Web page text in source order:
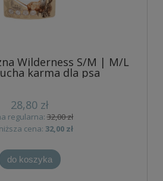
Wilderness S/M | M/L
karma dla psa
28,80 zł
regularna:32,00 zł
cena: 32,00 zł
do koszyka